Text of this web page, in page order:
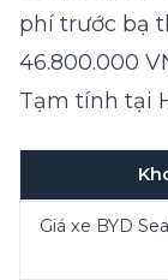
phí trước bạ
46.800.000
Tạm tính tại
Giá xe BYD